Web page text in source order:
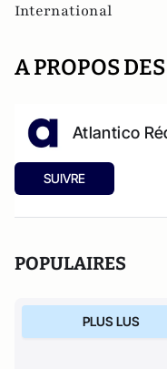
International
A PROPOS
Atlantico
SUIVRE
POPULAIRES
PLUS LUS